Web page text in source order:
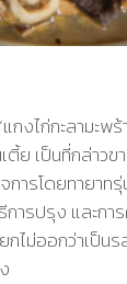
กงไก่กะลามะพ
ตี้ย เป็นที่กล่าวข
การโดยทายา
การปรุง และก
กไม่ออกว่าเป็น